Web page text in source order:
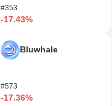
#353
-17.43%
Bluwhale
#573
-17.36%